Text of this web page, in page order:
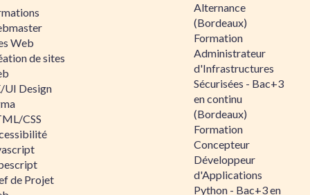
Web
de sites
UI Design
CSS
de Projet
Alternance
(Bordeaux)
Formation
Administrateur
d'Infrastructures
Sécurisées - Bac+3
en continu
(Bordeaux)
Formation
Concepteur
Développeur
d'Applications
Python - Bac+3 en